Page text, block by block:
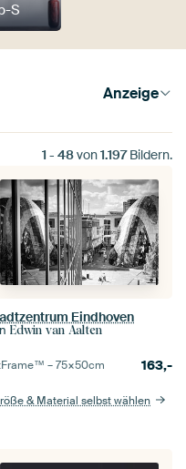
S
Anzeige
1 - 48von1.197Bildern.
Eindhoven
Edwin van Aalten
–75×50cm 163,-
& Material selbst wählen